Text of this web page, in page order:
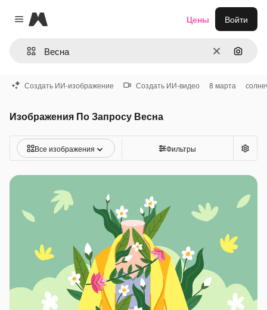
Close menu
Magnific
ОчиститьПоиск
Цены Войти
Создать ИИ-изображение Создать ИИ-видео 8 марта
Изображения По Запросу Весна
Все изображения Фильтры